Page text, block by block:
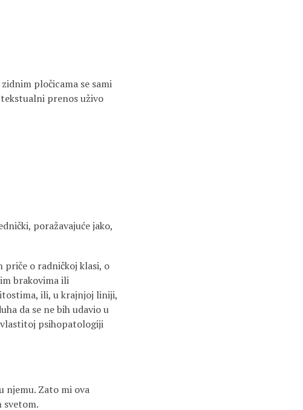
pločicama se sami
prenos uživo
poražavajuće jako,
priče o radničkoj klasi, o
brakovima ili
ili, u krajnjoj liniji,
da se ne bih udavio u
vlastitoj psihopatologiji
njemu. Zato mi ova
svetom.